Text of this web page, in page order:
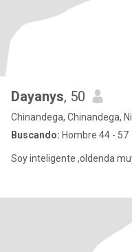
Dayanys, 50
Chinandega, Chinandega,
Buscando: Hombre 44 - 57
Soy inteligente ,oldenda